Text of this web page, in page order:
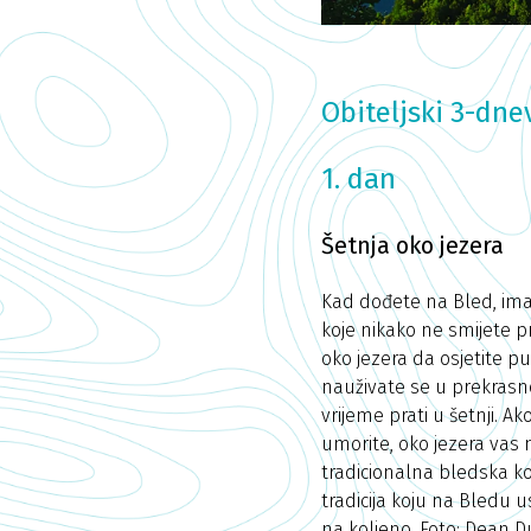
Obiteljski 3-
1. dan
Šetnja oko jezera
Kad dođete na Bled,
koje nikako ne smijete
oko jezera da osjetite
nauživate se u
vrijeme prati u šetnji.
umorite, oko jezera vas
tradicionalna bledska
tradicija koju na Bledu